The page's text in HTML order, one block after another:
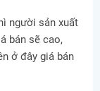
người sản xuất
bán sẽ cao,
ở đây giá bán